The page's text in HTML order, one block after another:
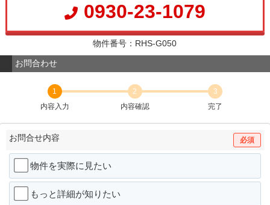
0930-23-1079
物件番号：RHS-G050
お問合わせ
1
内容入力
2
内容確認
3
完了
お問合せ内容 必須
物件を実際に見たい
もっと詳細が知りたい